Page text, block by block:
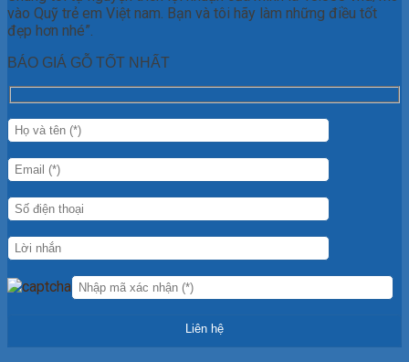
vào Quỹ trẻ em Việt nam. Bạn và tôi hãy làm những điều tốt
đẹp hơn nhé”.
BÁO GIÁ GỖ TỐT NHẤT